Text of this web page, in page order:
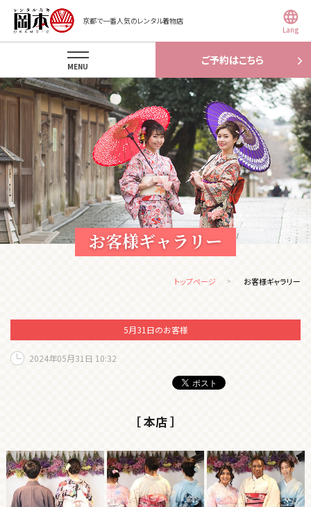
京都で一番人気のレンタル着物店
Lang
ご予約はこちら
MENU
お客様ギャラリー
トップページ お客様ギャラリー
5月31日のお客様
2024年05月31日 10:32
［ 本店 ］